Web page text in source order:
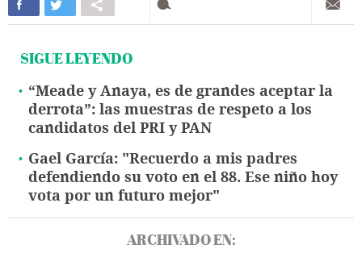
SIGUE LEYENDO
“Meade y Anaya, es de grandes aceptar la
derrota”: las muestras de respeto a los
candidatos del PRI y PAN
Gael García: "Recuerdo a mis padres
defendiendo su voto en el 88. Ese niño hoy
vota por un futuro mejor"
ARCHIVADO EN: